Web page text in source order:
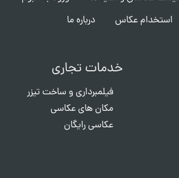
استخدام عکاس
درباره ما
خدمات تجاری
فیلمبرداری و ساخت تیزر
مکان های عکاسی
عکاسی رایگان